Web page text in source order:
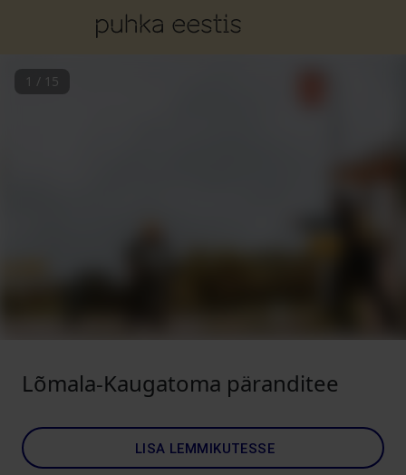
1 / 15
Lõmala-Kaugatoma päranditee
LISA LEMMIKUTESSE